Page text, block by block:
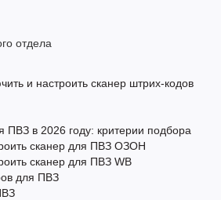
отдела
ПВЗ в 2026 году: критерии подбора
сканер для ПВЗ ОЗОН
сканер для ПВЗ WB
для ПВЗ